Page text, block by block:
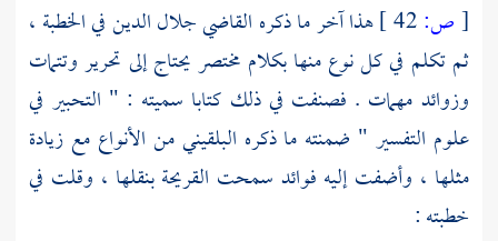
[ص: هذا آخر ما ذكره القاضي جلال الدينفي الخطبة ،
ثم تكلم في كل نوع منها بكلام مختصر يحتاج إلى تحرير وتتمات
وزوائد مهمات . فصنفت في ذلك كتابا سميته : " التحبير في
علوم التفسير " ضمنته ما ذكره البلقينيمن الأنواع مع زيادة
مثلها ، وأضفت إليه فوائد سمحت القريحة بنقلها ، وقلت في
خطبته :